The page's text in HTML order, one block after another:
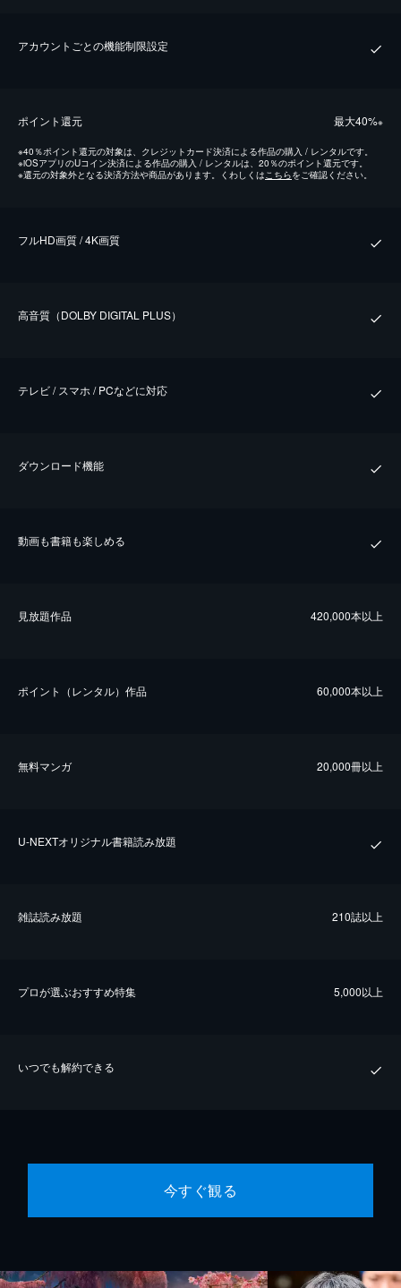
アカウントごとの機能制限設定
ポイント還元 最⼤40%※
※40％ポイント還元の対象は、クレジットカード決済による作品の購入 / レンタルです。
※iOSアプリのUコイン決済による作品の購入 / レンタルは、20％のポイント還元です。
※還元の対象外となる決済方法や商品があります。くわしくは こちらをご確認ください。
フルHD画質 / 4K画質
⾼⾳質（DOLBY DIGITAL PLUS）
テレビ / スマホ / PCなどに対応
ダウンロード機能
動画も書籍も楽しめる
⾒放題作品 420,000本以上
ポイント（レンタル）作品 60,000本以上
無料マンガ 20,000冊以上
U-NEXTオリジナル書籍読み放題
雑誌読み放題 210誌以上
プロが選ぶおすすめ特集 5,000以上
いつでも解約できる
今すぐ観る